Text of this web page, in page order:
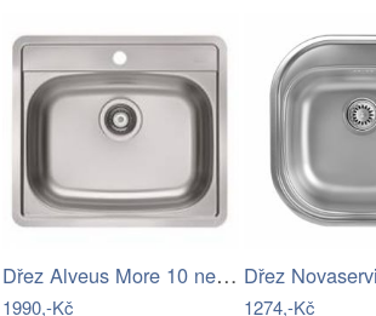
Dřez Alveus More 10 nerez 1103106
1990,-Kč 1274,-Kč